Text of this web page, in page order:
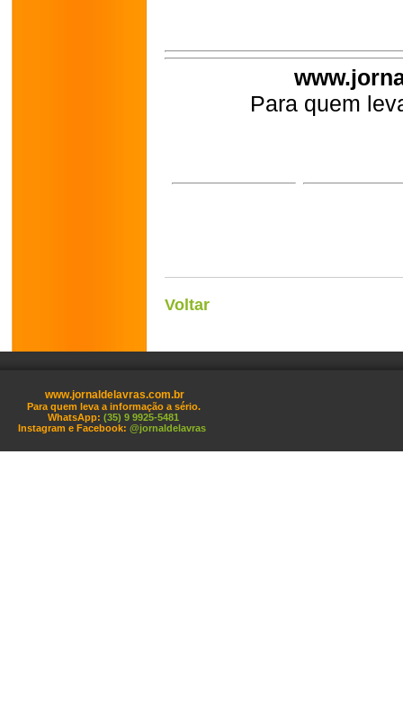
Para quem
Voltar
www.jornaldelavras.com.br
Para quem leva a informação a sério.
WhatsApp: (35) 9 9925-5481
Instagram e Facebook: @jornaldelavras